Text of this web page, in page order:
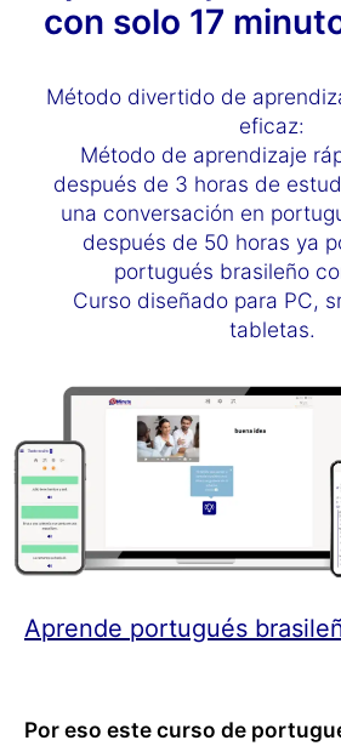
con solo 17
Método divertido de
eficaz:
Método de aprendizaje
después de 3 horas de
una conversación en
después de 50 horas ya
portugués brasileño
Curso diseñado para PC,
tabletas.
Aprende portugués
Por eso este curso de